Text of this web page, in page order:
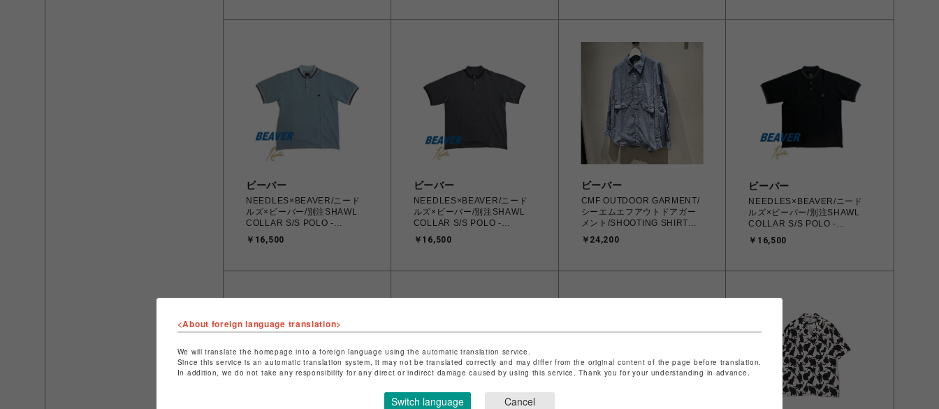
縄/離島 着払い】
ビーバー
NEEDLES×BEAVER/ニード
ルズ×ビーバー/別注SHAWL
COLLAR S/S POLO -
シャツ
￥16,500
ビーバー
NEEDLES×BEAVER/ニード
ルズ×ビーバー/別注SHAWL
COLLAR S/S POLO -
CHARCOAL- ポロシャツ
￥16,500
ビーバー
CMF OUTDOOR GARMENT/
シーエムエフアウトドアガー
メント/SHOOTING SHIRTS
￥24,200
ビーバー
NEEDLES×BEAVER/ニード
ルズ×ビーバー/別注SHAWL
COLLAR S/S POLO -
ロシャツ
￥16,500
<About foreign language translation>
We will translate the homepage into a foreign language using the automatic translation service.
Since this service is an automatic translation system, it may not be translated correctly and may differ from the original content of the page before translation.
In addition, we do not take any responsibility for any direct or indirect damage caused by using this service. Thank you for your understanding in advance.
Switch language Cancel